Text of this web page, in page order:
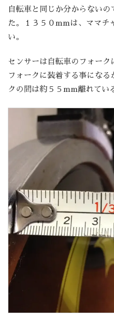
自転車と同じか分からない
た。１３５０mmは、ママチ
い。
センサーは自転車のフォーク
フォークに装着する事にな
クの間は約５５mm離れてい